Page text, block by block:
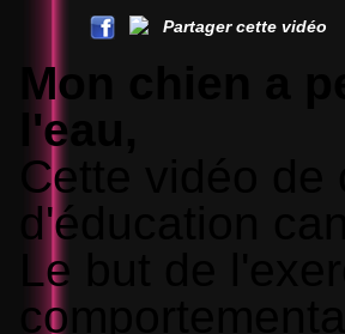
Partager cette vidéo
Mon chien a
l'eau,
Cette vidéo
d'éducation
Le but de